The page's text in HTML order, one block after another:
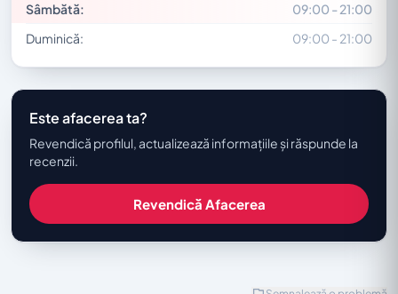
Sâmbătă:
09:00 - 21:00
Duminică:
09:00 - 21:00
Este afacerea ta?
Revendică profilul, actualizează informațiile și răspunde la
recenzii.
Revendică Afacerea